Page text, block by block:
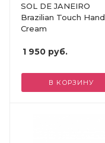
SOL DE JANEIRO
Brazilian Touch Hand
Cream
1 950 руб.
В КОРЗИНУ